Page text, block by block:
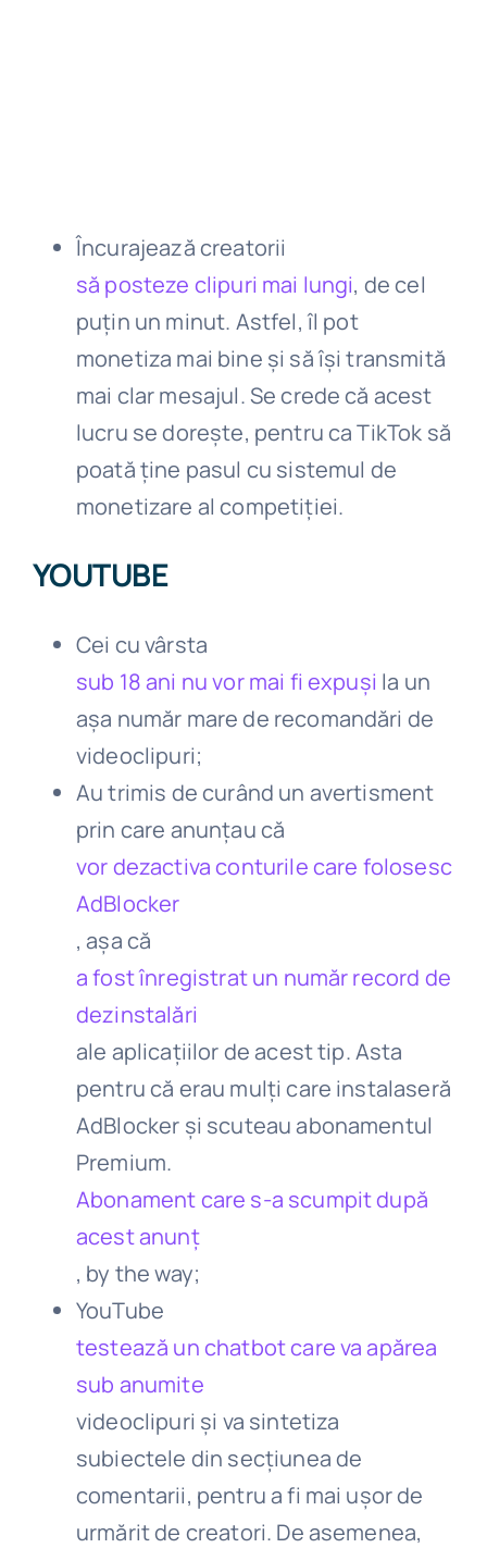
Încurajează creatorii
să posteze clipuri mai lungi, de cel
puțin un minut. Astfel, îl pot
monetiza mai bine și să își transmită
mai clar mesajul. Se crede că acest
lucru se dorește, pentru ca TikTok să
poată ține pasul cu sistemul de
monetizare al competiției.
YOUTUBE
Cei cu vârsta
sub 18 ani nu vor mai fi expuși la un
așa număr mare de recomandări de
videoclipuri;
Au trimis de curând un avertisment
prin care anunțau că
vor dezactiva conturile care folosesc
AdBlocker
, așa că
a fost înregistrat un număr record de
dezinstalări
ale aplicațiilor de acest tip. Asta
pentru că erau mulți care instalaseră
AdBlocker și scuteau abonamentul
Premium.
Abonament care s-a scumpit după
acest anunț
, by the way;
YouTube
testează un chatbot care va apărea
sub anumite
videoclipuri și va sintetiza
subiectele din secțiunea de
comentarii, pentru a fi mai ușor de
urmărit de creatori. De asemenea,